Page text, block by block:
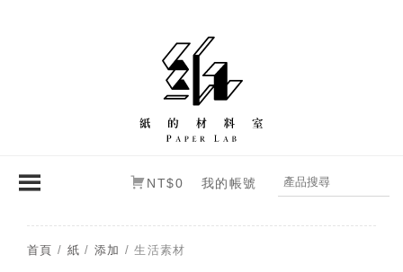
NT$0 我的帳號
首頁 / 紙 / 添加 / 生活素材